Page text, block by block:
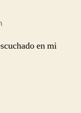
en mi